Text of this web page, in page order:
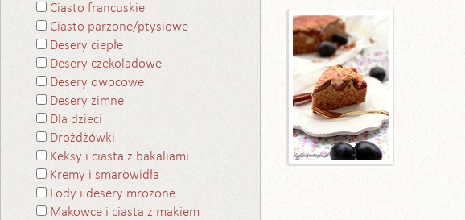
Ciasto francuskie
Ciasto parzone/ptysiowe
Desery ciepłe
Desery czekoladowe
Desery owocowe
Desery zimne
Dla dzieci
Drożdżówki
Keksy i ciasta z bakaliami
Kremy i smarowidła
Lody i desery mrożone
Makowce i ciasta z makiem